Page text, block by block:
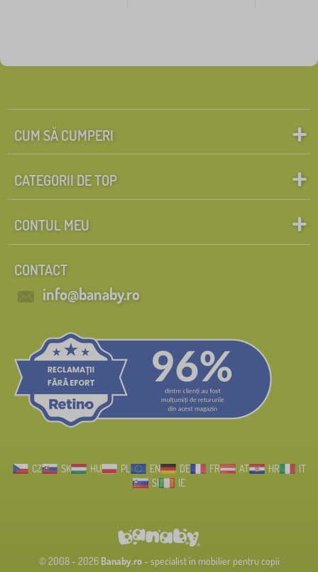
CUM SĂ CUMPERI
CATEGORII DE TOP
CONTUL MEU
CONTACT
info@banaby.ro
CZ SK HU PL EN DE FR AT HR
IT
SI
IE
© 2008 - 2026 Banaby.ro- specialist în mobilier pentru copii